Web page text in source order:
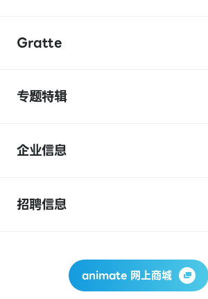
Gratte
专题特辑
企业信息
招聘信息
animate 网上商城